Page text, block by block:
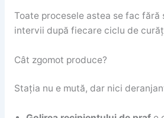
Toate procesele astea se fac fără
intervii după fiecare ciclu de
Cât zgomot produce?
Stația nu e mută, dar nici